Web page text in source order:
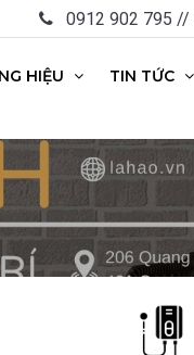
0912 902 795 //
HIỆU TIN TỨC